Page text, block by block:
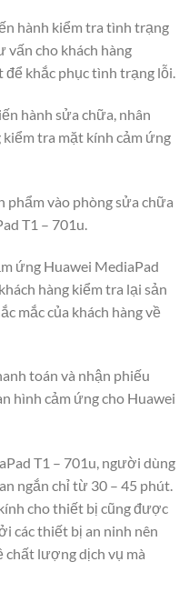
hành kiểm tra tình trạng
cho khách hàng
khắc phục tình trạng lỗi.
hành sửa chữa, nhân
kiểm tra mặt kính cảm ứng
phẩm vào phòng sửa chữa
T1 – 701u.
ứng Huawei MediaPad
hàng kiểm tra lại sản
mắc của khách hàng về
toán và nhận phiếu
hình cảm ứng cho Huawei
T1 – 701u, người dùng
ngắn chỉ từ 30 – 45 phút.
cho thiết bị cũng được
các thiết bị an ninh nên
chất lượng dịch vụ mà